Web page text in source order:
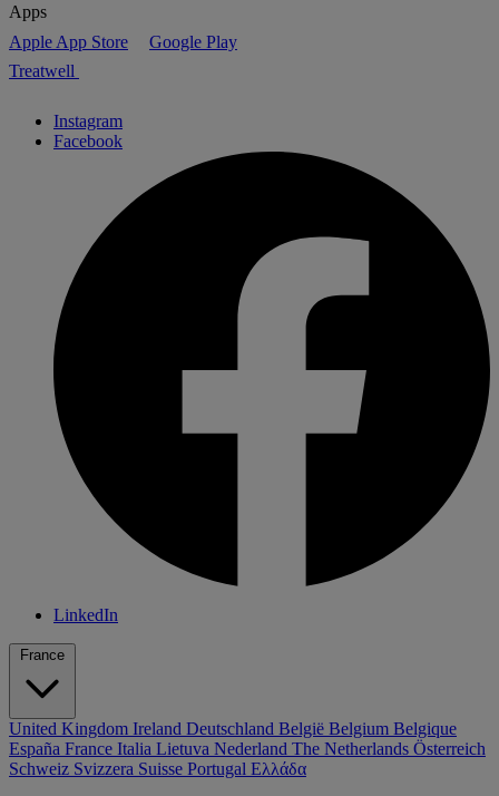
Apps
Apple App Store
Google Play
Treatwell
Instagram
Facebook
LinkedIn
France
United Kingdom Ireland Deutschland België Belgium Belgique
España France Italia Lietuva Nederland The Netherlands Österreich
Schweiz Svizzera Suisse Portugal Ελλάδα